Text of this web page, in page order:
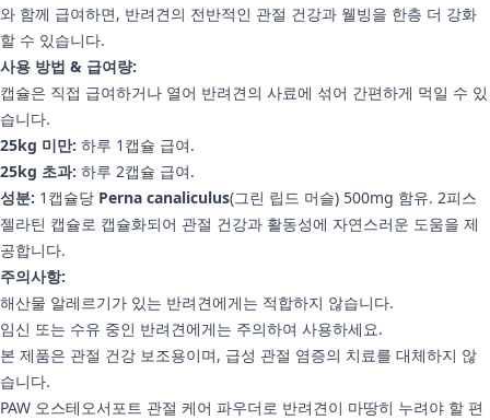
와 함께 급여하면, 반려견의 전반적인 관절 건강과 웰빙을 한층 더 강화
할 수 있습니다.
사용 방법 & 급여량:
캡슐은 직접 급여하거나 열어 반려견의 사료에 섞어 간편하게 먹일 수 있
습니다.
25kg 미만: 하루 1캡슐 급여.
25kg 초과: 하루 2캡슐 급여.
성분: 1캡슐당 Perna canaliculus(그린 립드 머슬) 500mg 함유. 2피스
젤라틴 캡슐로 캡슐화되어 관절 건강과 활동성에 자연스러운 도움을 제
공합니다.
주의사항:
해산물 알레르기가 있는 반려견에게는 적합하지 않습니다.
임신 또는 수유 중인 반려견에게는 주의하여 사용하세요.
본 제품은 관절 건강 보조용이며, 급성 관절 염증의 치료를 대체하지 않
습니다.
PAW 오스테오서포트 관절 케어 파우더로 반려견이 마땅히 누려야 할 편